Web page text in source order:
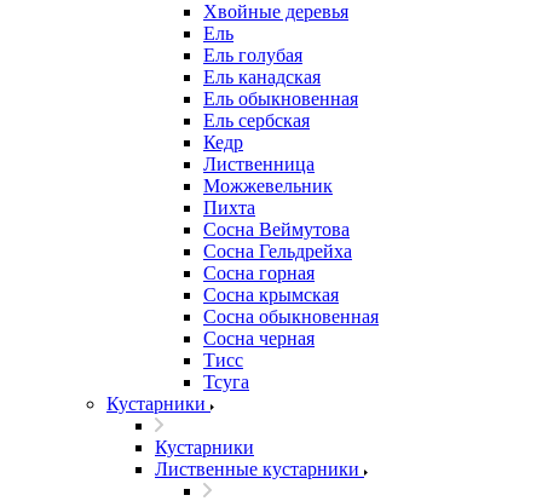
Хвойные деревья
Ель
Ель голубая
Ель канадская
Ель обыкновенная
Ель сербская
Кедр
Лиственница
Можжевельник
Пихта
Сосна Веймутова
Сосна Гельдрейха
Сосна горная
Сосна крымская
Сосна обыкновенная
Сосна черная
Тисс
Тсуга
Кустарники
Кустарники
Лиственные кустарники